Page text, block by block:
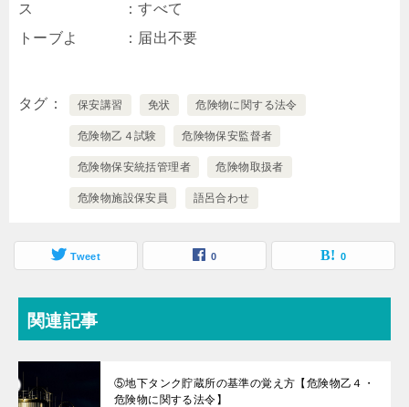
ス ：すべて
トーブよ ：届出不要
タグ 保安講習 免状 危険物に関する法令
危険物乙４試験 危険物保安監督者
危険物保安統括管理者 危険物取扱者
危険物施設保安員 語呂合わせ
Tweet 0 0
関連記事
⑤地下タンク貯蔵所の基準の覚え方【危険物乙４・
危険物に関する法令】